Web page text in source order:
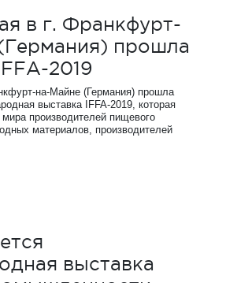
в г. Франкфурт-
прошла
2019
на-Майне (Германия) прошла
выставка IFFA-2019, которая
производителей пищевого
материалов, производителей
выставка